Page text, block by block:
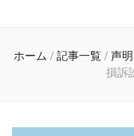
ホーム / 記事一覧 / 声明
損訴